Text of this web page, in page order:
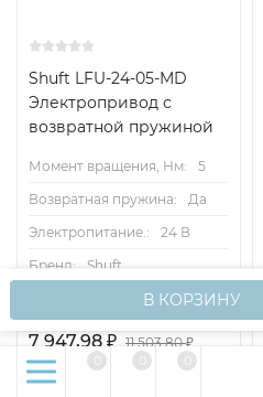
В КОРЗИНУ
Shuft LFU-24-05-MD
Электропривод с
возвратной пружиной
Момент вращения, Нм:
5
Возвратная пружина:
Да
Электропитание.:
24 В
Бренд:
Shuft
12 мес
7 947,98 ₽ 11 503,80₽
- 30%
быстрее для вас.